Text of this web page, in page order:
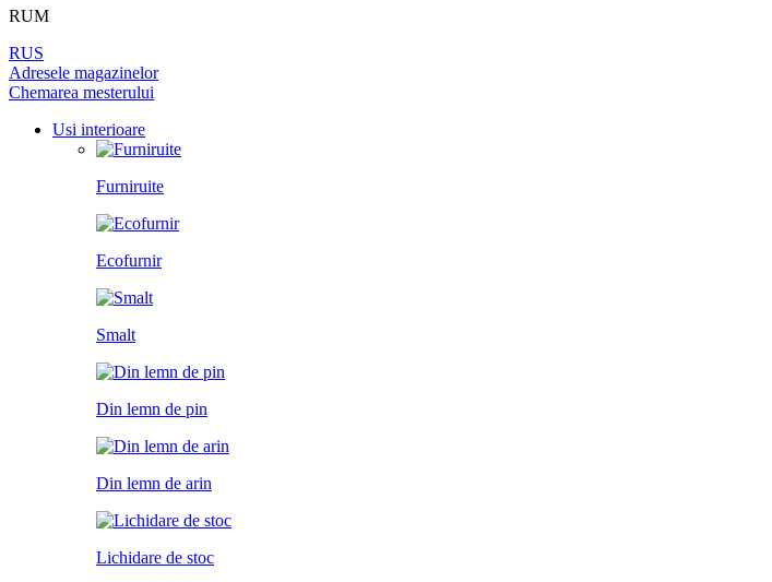
TOATE USILE
LIMITATOARE
MINERE PENTRU UȘI
SISTEM DE GLISARE
RUM
RUS
Adresele magazinelor
Chemarea mesterului
Usi interioare
Furniruite
Ecofurnir
Smalt
Din lemn de pin
Din lemn de arin
Lichidare de stoc